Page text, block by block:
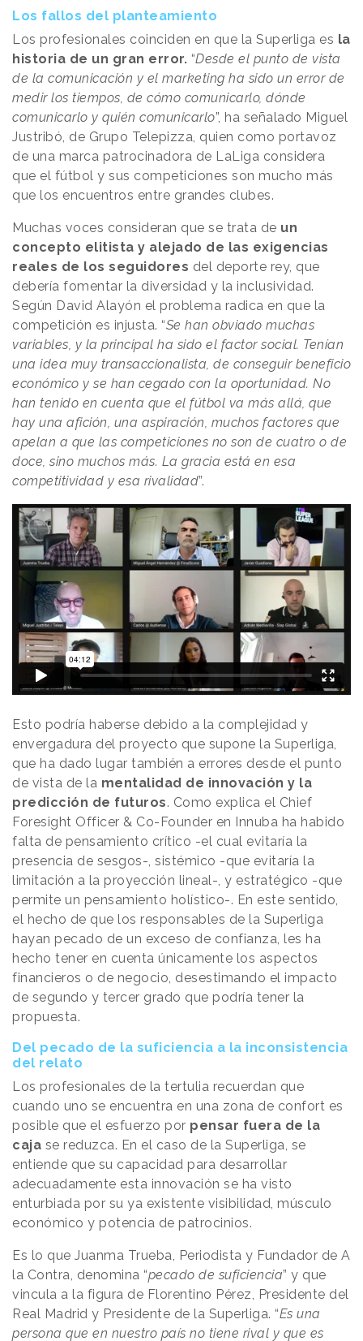
Los fallos del planteamiento
Los profesionales coinciden en que la Superliga es la
historia de un gran error. “Desde el punto de vista
de la comunicación y el marketing ha sido un error de
medir los tiempos, de cómo comunicarlo, dónde
comunicarlo y quién comunicarlo”, ha señalado Miguel
Justribó, de Grupo Telepizza, quien como portavoz
de una marca patrocinadora de LaLiga considera
que el fútbol y sus competiciones son mucho más
que los encuentros entre grandes clubes.
Muchas voces consideran que se trata de un
concepto elitista y alejado de las exigencias
reales de los seguidores del deporte rey, que
debería fomentar la diversidad y la inclusividad.
Según David Alayón el problema radica en que la
competición es injusta. “Se han obviado muchas
variables, y la principal ha sido el factor social. Tenían
una idea muy transaccionalista, de conseguir beneficio
económico y se han cegado con la oportunidad. No
han tenido en cuenta que el fútbol va más allá, que
hay una afición, una aspiración, muchos factores que
apelan a que las competiciones no son de cuatro o de
doce, sino muchos más. La gracia está en esa
competitividad y esa rivalidad”.
Esto podría haberse debido a la complejidad y
envergadura del proyecto que supone la Superliga,
que ha dado lugar también a errores desde el punto
de vista de la mentalidad de innovación y la
predicción de futuros. Como explica el Chief
Foresight Officer & Co-Founder en Innuba ha habido
falta de pensamiento crítico -el cual evitaría la
presencia de sesgos-, sistémico -que evitaría la
limitación a la proyección lineal-, y estratégico -que
permite un pensamiento holístico-. En este sentido,
el hecho de que los responsables de la Superliga
hayan pecado de un exceso de confianza, les ha
hecho tener en cuenta únicamente los aspectos
financieros o de negocio, desestimando el impacto
de segundo y tercer grado que podría tener la
propuesta.
Del pecado de la suficiencia a la inconsistencia
del relato
Los profesionales de la tertulia recuerdan que
cuando uno se encuentra en una zona de confort es
posible que el esfuerzo por pensar fuera de la
caja se reduzca. En el caso de la Superliga, se
entiende que su capacidad para desarrollar
adecuadamente esta innovación se ha visto
enturbiada por su ya existente visibilidad, músculo
económico y potencia de patrocinios.
Es lo que Juanma Trueba, Periodista y Fundador de A
la Contra, denomina “pecado de suficiencia” y que
vincula a la figura de Florentino Pérez, Presidente del
Real Madrid y Presidente de la Superliga. “Es una
persona que en nuestro país no tiene rival y que es